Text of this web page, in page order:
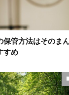
管方法はそのま
すめ